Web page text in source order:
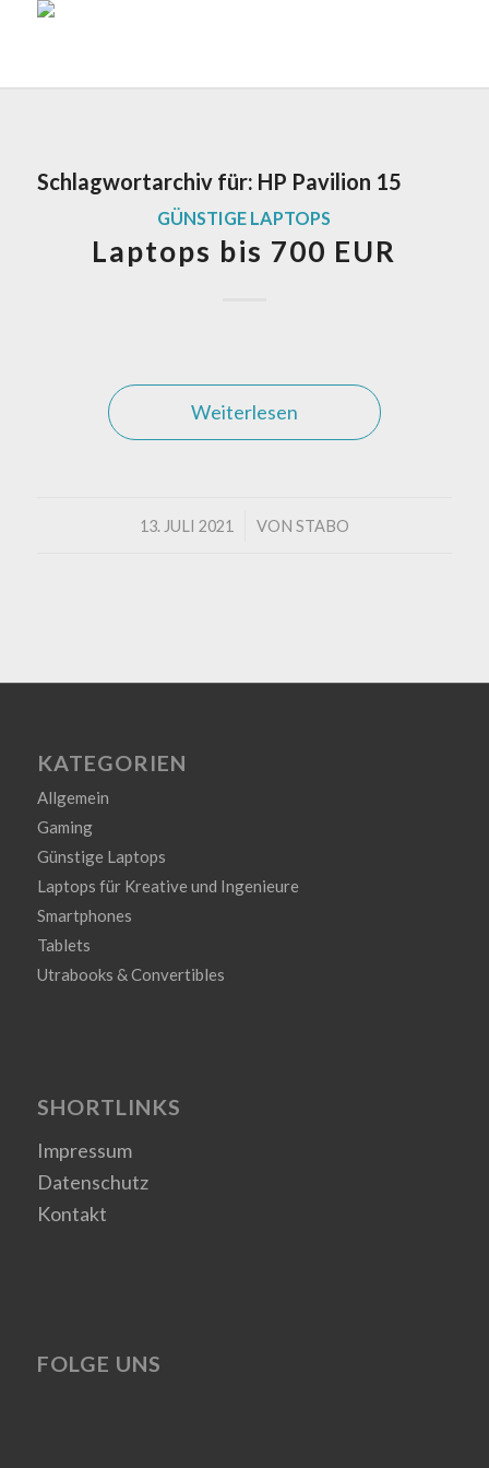
Schlagwortarchiv für: HP Pavilion 15
GÜNSTIGE LAPTOPS
Laptops bis 700 EUR
Weiterlesen
13. JULI 2021
/ VON STABO
KATEGORIEN
Allgemein
Gaming
Günstige Laptops
Laptops für Kreative und Ingenieure
Smartphones
Tablets
Utrabooks & Convertibles
SHORTLINKS
Impressum
Datenschutz
Kontakt
FOLGE UNS